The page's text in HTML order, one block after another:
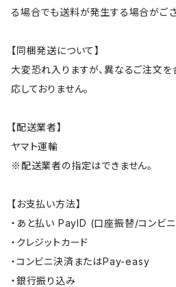
る場合でも送料が発生する場合がござ
【同梱発送について】
大変恐れ入りますが、異なるご注文
応しておりません。
【配送業者】
ヤマト運輸
※配送業者の指定はできません。
【お支払い方法】
・あと払い PayID (口座振替/コンビ
・クレジットカード
・コンビニ決済またはPay-easy
・銀行振り込み